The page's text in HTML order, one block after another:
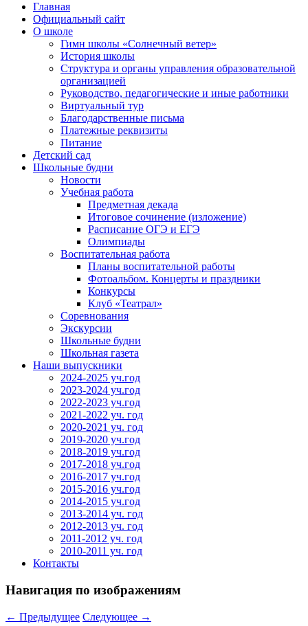
Главная
Официальный сайт
О школе
Гимн школы «Солнечный ветер»
История школы
Структура и органы управления образовательной
организацией
Руководство, педагогические и иные работники
Виртуальный тур
Благодарственные письма
Платежные реквизиты
Питание
Детский сад
Школьные будни
Новости
Учебная работа
Предметная декада
Итоговое сочинение (изложение)
Расписание ОГЭ и ЕГЭ
Олимпиады
Воспитательная работа
Планы воспитательной работы
Фотоальбом. Концерты и праздники
Конкурсы
Клуб «Театрал»
Соревнования
Экскурсии
Школьные будни
Школьная газета
Наши выпускники
2024-2025 уч.год
2023-2024 уч.год
2022-2023 уч.год
2021-2022 уч. год
2020-2021 уч. год
2019-2020 уч.год
2018-2019 уч.год
2017-2018 уч.год
2016-2017 уч.год
2015-2016 уч.год
2014-2015 уч.год
2013-2014 уч. год
2012-2013 уч. год
2011-2012 уч. год
2010-2011 уч. год
Контакты
Навигация по изображениям
← Предыдущее Следующее →